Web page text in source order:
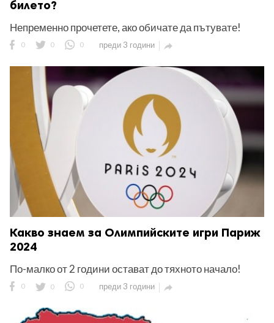
билето?
Непременно прочетете, ако обичате да пътувате!
0 0 0 преди 3 години 
Какво знаем за Олимпийските игри Париж
2024
По-малко от 2 години остават до тяхното начало!
0 0 0 преди 3 години 